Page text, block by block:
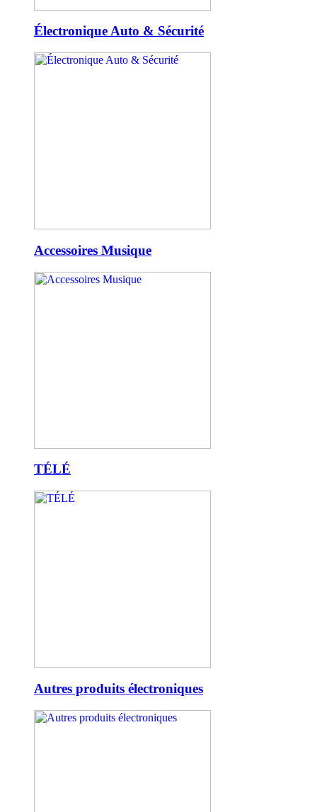
Électronique Auto & Sécurité
Accessoires Musique
TÉLÉ
Autres produits électroniques